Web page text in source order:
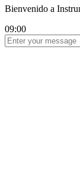
Bienvenido a
09:00